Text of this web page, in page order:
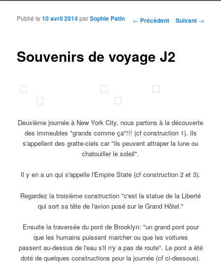
Navigation des articles
← Précédent Suivant →
Souvenirs de voyage J2
Publié le10 avril 2014parSophie Patin
Deuxième journée à New York City, nous partons à la découverte
des immeubles "grands comme ça"!!! (cf construction 1). Ils
s'appellent des gratte-ciels car "ils peuvent attraper la lune ou
chatouiller le soleil".
Il y en a un qui s'appelle l'Empire State (cf construction 2 et 3).
Regardez la troisième construction "c'est la statue de la Liberté
qui sort sa tête de l'avion posé sur le Grand Hôtel."
Ensuite la traversée du pont de Brooklyn: "un grand pont pour
que les humains puissent marcher ou que les voitures
passent au-dessus de l'eau s'il n'y a pas de route". Le pont a été
doté de quelques constructions pour la journée (cf ci-dessous).